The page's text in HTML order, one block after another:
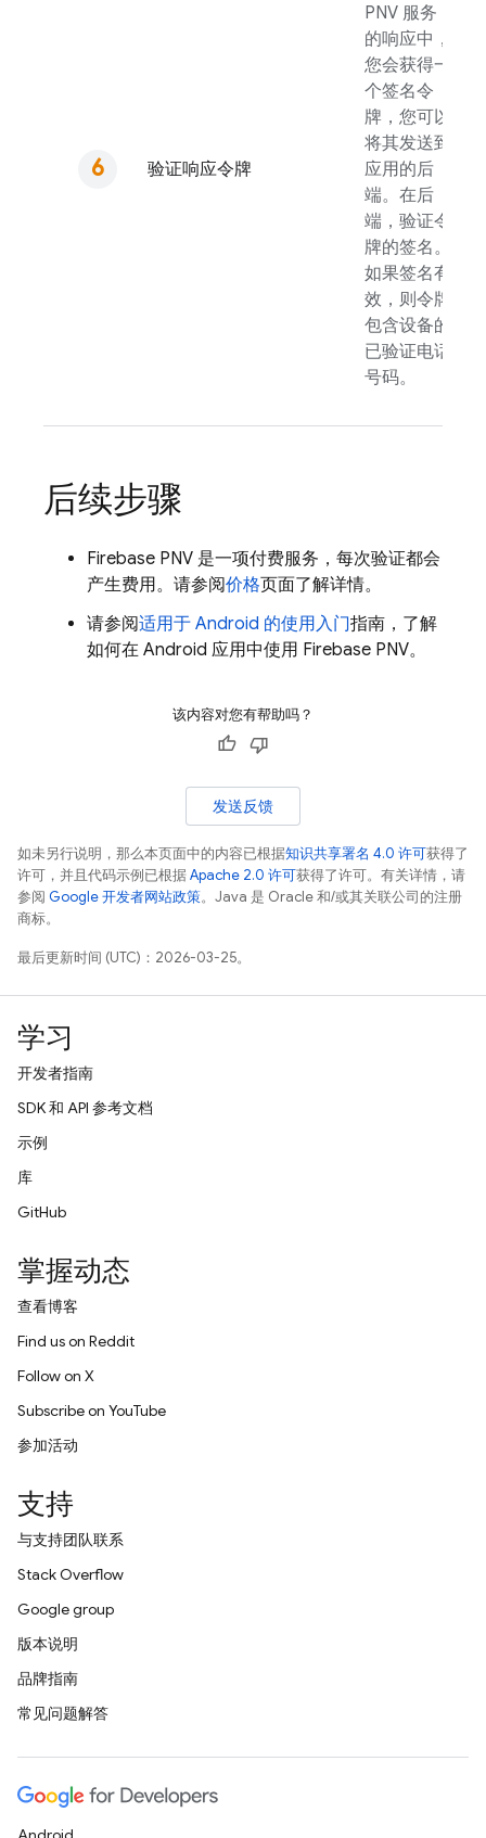
验证响应令牌
PNV 服务
的响应中，
您会获得一
个签名令
牌，您可以
将其发送到
应用的后
端。在后
端，验证令
牌的签名。
如果签名有
效，则令牌
包含设备的
已验证电话
号码。
后续步骤
Firebase PNV 是一项付费服务，每次验证都会
产生费用。请参阅价格页面了解详情。
请参阅适用于 Android 的使用入门指南，了解
如何在 Android 应用中使用 Firebase PNV。
该内容对您有帮助吗？
发送反馈
如未另行说明，那么本页面中的内容已根据知识共享署名 4.0 许可获得了
许可，并且代码示例已根据Apache 2.0 许可获得了许可。有关详情，请
参阅 Google 开发者网站政策。Java 是 Oracle 和/或其关联公司的注册
商标。
最后更新时间 (UTC)：2026-03-25。
学习
开发者指南
SDK 和 API 参考文档
示例
库
GitHub
掌握动态
查看博客
Find us on Reddit
Follow on X
Subscribe on YouTube
参加活动
支持
与支持团队联系
Stack Overflow
Google group
版本说明
品牌指南
常见问题解答